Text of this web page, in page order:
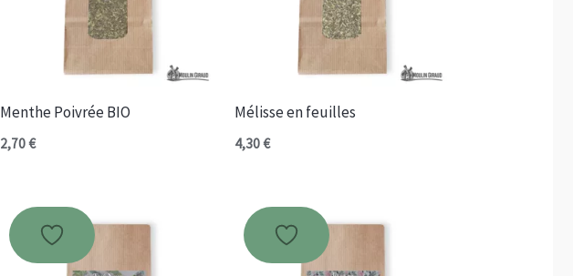
Menthe Poivrée BIO
2,70€
Mélisse en feuilles
4,30€